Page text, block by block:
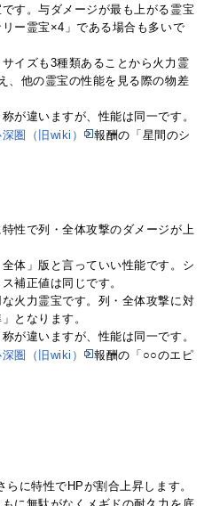
す。与ダメージが最も上がる霊宝
ー霊宝×4」である場合も多いで
イズも3種類あることから火力霊
、他の霊宝の性能を見る際の物差
が違いますが、性能は同一です。
圏（旧wiki）
報酬の「星間のシ
性で列・全体攻撃のダメージが上
体」版と言っていい性能です。シ
補正値は同じです。
火力霊宝です。列・全体攻撃に対
となります。
が違いますが、性能は同一です。
圏（旧wiki）
報酬の「○○のエピ
らに特性でHPが割合上昇します。